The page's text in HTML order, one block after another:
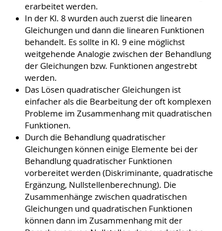
erarbeitet werden.
In der Kl. 8 wurden auch zuerst die linearen
Gleichungen und dann die linearen Funktionen
behandelt. Es sollte in Kl. 9 eine möglichst
weitgehende Analogie zwischen der Behandlung
der Gleichungen bzw. Funktionen angestrebt
werden.
Das Lösen quadratischer Gleichungen ist
einfacher als die Bearbeitung der oft komplexen
Probleme im Zusammenhang mit quadratischen
Funktionen.
Durch die Behandlung quadratischer
Gleichungen können einige Elemente bei der
Behandlung quadratischer Funktionen
vorbereitet werden (Diskriminante, quadratische
Ergänzung, Nullstellenberechnung). Die
Zusammenhänge zwischen quadratischen
Gleichungen und quadratischen Funktionen
können dann im Zusammenhang mit der